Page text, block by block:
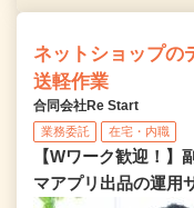
ネットショップの
送軽作業
合同会社Re Start
業務委託 在宅・内職
【Wワーク歓迎！】
マアプリ出品の運用